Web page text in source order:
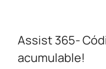
Assist 365-
acumulable!